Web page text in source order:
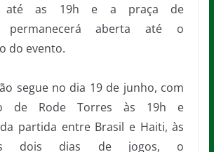
até as 19h e a praça de
permanecerá aberta até o
do evento.
segue no dia 19 de junho, com
de Rode Torres às 19h e
partida entre Brasil e Haiti, às
dois dias de jogos, o